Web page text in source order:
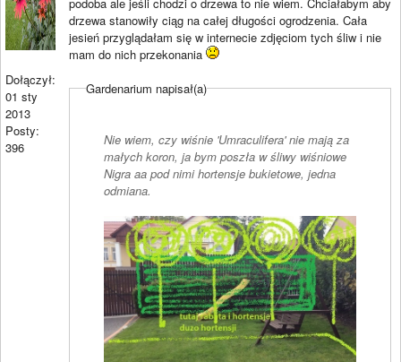
Dołączył:
01 sty
2013
Posty:
396
drzewa stanowiły ciąg na całej długości ogrodzenia. Cała
jesień przyglądałam się w internecie zdjęciom tych śliw i nie
mam do nich przekonania
Gardenarium napisał(a)
Nie wiem, czy wiśnie 'Umraculifera' nie mają za
małych koron, ja bym poszła w śliwy wiśniowe
Nigra aa pod nimi hortensje bukietowe, jedna
odmiana.